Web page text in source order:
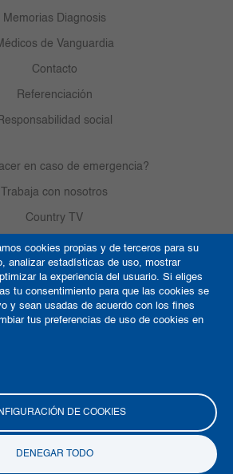
cookies propias y de terceros para su
analizar estadísticas de uso, mostrar
la experiencia del usuario. Si eliges
tu consentimiento para que las cookies se
y sean usadas de acuerdo con los fines
tus preferencias de uso de cookies en
DE COOKIES
DENEGAR TODO
Memorias Diagnosis
de Vanguardia
Contacto
Referenciación
Responsabilidad social
en caso de emergencia?
Trabaja con nosotros
Country TV
Política de Cookies
y condiciones
Derechos de autor